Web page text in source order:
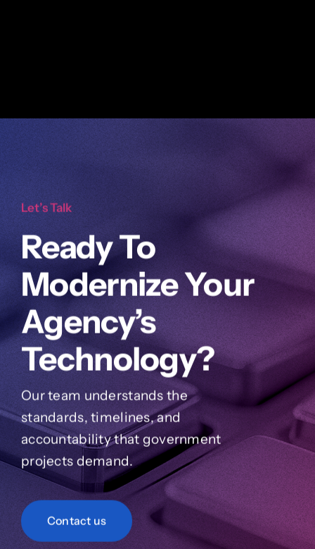
Let’s Talk
Ready To
Modernize Your
Agency’s
Technology?
Our team understands the
standards, timelines, and
accountability that government
projects demand.
Contact us